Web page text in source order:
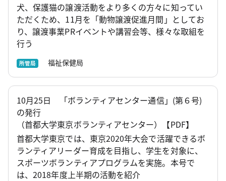
犬、保護猫の譲渡活動をより多くの方々に知ってい
ただくため、11月を「動物譲渡促進月間」としてお
り、譲渡事業PRイベントや講習会等、様々な取組を
行う
所管局 福祉保健局
10月25日 「ボランティアセンター通信」(第６号)
の発行
（首都大学東京ボランティアセンター）【PDF】
首都大学東京では、東京2020年大会で活躍できるボ
ランティアリーダー育成を目指し、学生を対象に、
スポーツボランティアプログラムを実施。本号で
は、2018年度上半期の活動を紹介